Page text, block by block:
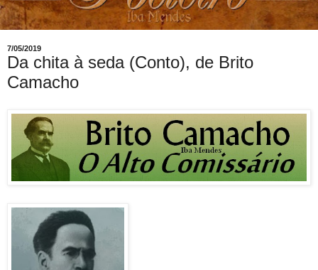
7/05/2019
Da chita à seda (Conto), de Brito
Camacho